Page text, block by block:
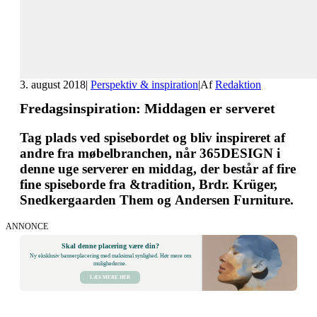
3. august 2018| Perspektiv & inspiration|AfRedaktion
Fredagsinspiration: Middagen er serveret
Tag plads ved spisebordet og bliv inspireret af
andre fra møbelbranchen, når 365DESIGN i
denne uge serverer en middag, der består af fire
fine spiseborde fra &tradition, Brdr. Krüger,
Snedkergaarden Them og Andersen Furniture.
ANNONCE
Skal denne placering være din?
Ny eksklusiv bannerplacering med maksimal synlighed. Hør mere om
mulighederne.
LÆS MERE HER